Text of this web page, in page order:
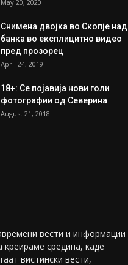
20 Милиони Долари Мито
ако...
May 20, 2020
банка во експлицитно видео
пред прозорец
April 24, 2019
August 21, 2018